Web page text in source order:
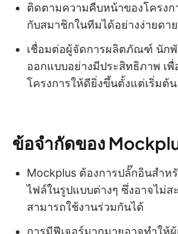
ติดตามความคืบหน้าของโครงก
กับสมาชิกในทีมได้อย่างง่ายดา
เชื่อมต่อผู้จัดการผลิตภัณฑ์ นัก
ออกแบบอย่างมีประสิทธิภาพ เพื่
โครงการให้ดียิ่งขึ้นตั้งแต่เริ่มต้น
ข้อจำกัดของ
Mockplus ต้องการปลั๊กอินสำห
ไฟล์ในรูปแบบต่างๆ ซึ่งอาจไม่ส
สามารถใช้งานร่วมกันได้
การมีฟีเจอร์มากมายอาจทำให้